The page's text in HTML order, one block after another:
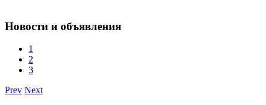
Новости и объявления
1
2
3
Prev Next